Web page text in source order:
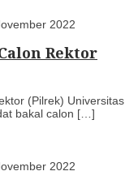
2022
Rektor
(Pilrek) Universitas
bakal calon […]
2022